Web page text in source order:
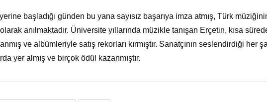
başladığı günden bu yana sayısız başarıya imza atmış, Türk
anılmaktadır. Üniversite yıllarında müzikle tanışan Erçetin, kısa
ve albümleriyle satış rekorları kırmıştır. Sanatçının seslendirdiği her
yer almış ve birçok ödül kazanmıştır.